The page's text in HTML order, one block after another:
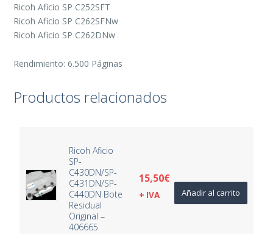
Ricoh Aficio SP C252SFT
Ricoh Aficio SP C262SFNw
Ricoh Aficio SP C262DNw
Rendimiento: 6.500 Páginas
Productos relacionados
Ricoh Aficio
SP-
C430DN/SP-
C431DN/SP-
C440DN Bote
Residual
Original –
406665
15,50€
+ IVA Añadir al carrito